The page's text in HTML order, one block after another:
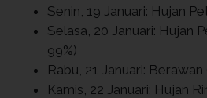
Senin, 19 Januari: Hujan
Selasa, 20 Januari: Hujan
99%)
Rabu, 21 Januari: Berawan
Kamis, 22 Januari: Hujan